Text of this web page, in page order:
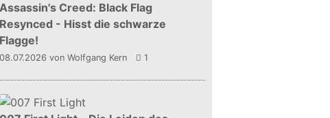
Assassin's Creed: Black Flag
Resynced - Hisst die schwarze
Flagge!
08.07.2026 von Wolfgang Kern 1